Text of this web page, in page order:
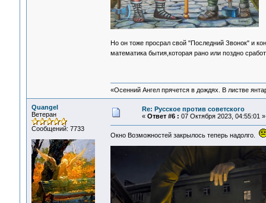
Но он тоже просрал свой "Последний Звонок" и
математика бытия,которая рано или поздно
«Осенний Ангел прячется в дождях. В листве
Quangel
Ветеран
Сообщений: 7733
Re: Русское против советского
« Ответ #6 : 07 Октября 2023, 04:55:01 »
Окно Возможностей закрылось теперь надолго.